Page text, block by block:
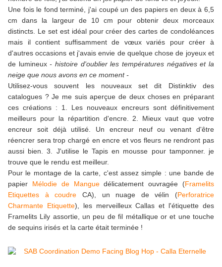
Une fois le fond terminé, j'ai coupé un des papiers en deux à 6,5
cm dans la largeur de 10 cm pour obtenir deux morceaux
distincts. Le set est idéal pour créer des cartes de condoléances
mais il contient suffisamment de vœux variés pour créer à
d'autres occasions et j'avais envie de quelque chose de joyeux et
de lumineux- histoire d'oublier les températures négatives et la
neige que nous avons en ce moment -
Utilisez-vous souvent les nouveaux set dit Distinktiv des
catalogues ? Je me suis aperçue de deux choses en préparant
ces créations : 1. Les nouveaux encreurs sont définitivement
meilleurs pour la répartition d'encre. 2. Mieux vaut que votre
encreur soit déjà utilisé. Un encreur neuf ou venant d'être
réencrer sera trop chargé en encre et vos fleurs ne rendront pas
aussi bien. 3. J'utilise le Tapis en mousse pour tamponner. je
trouve que le rendu est meilleur.
Pour le montage de la carte, c'est assez simple : une bande de
papier Mélodie de Manguedélicatement ouvragée (Framelits
Etiquettes à coudre CA), un nuage de vélin (Perforatrice
Charmante Etiquette), les merveilleux Callas et l'étiquette des
Framelits Lily assortie, un peu de fil métallique or et une touche
de sequins irisés et la carte était terminée !